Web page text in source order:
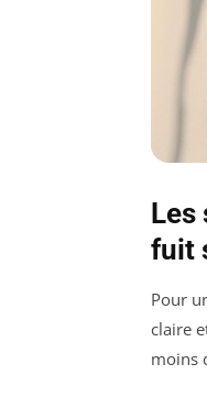
Les
fuit
Pour
claire
moins